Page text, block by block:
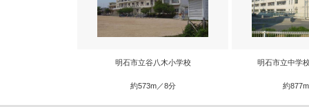
明石市立谷八木小学校
約573m／8分
明石市立中学
約